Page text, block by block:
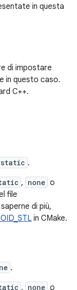
in questa
di impostare
in questo caso.
C++.
.
, none o
file
di più,
in CMake.
.
, none o